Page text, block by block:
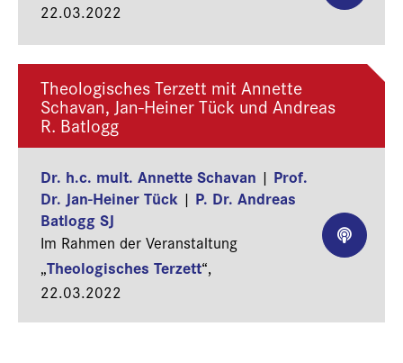
22.03.2022
Theologisches Terzett mit Annette
Schavan, Jan-Heiner Tück und Andreas
R. Batlogg
Dr. h.c. mult. Annette Schavan | Prof.
Dr. Jan-Heiner Tück | P. Dr. Andreas
Batlogg SJ
Im Rahmen der Veranstaltung
„Theologisches Terzett“,
22.03.2022